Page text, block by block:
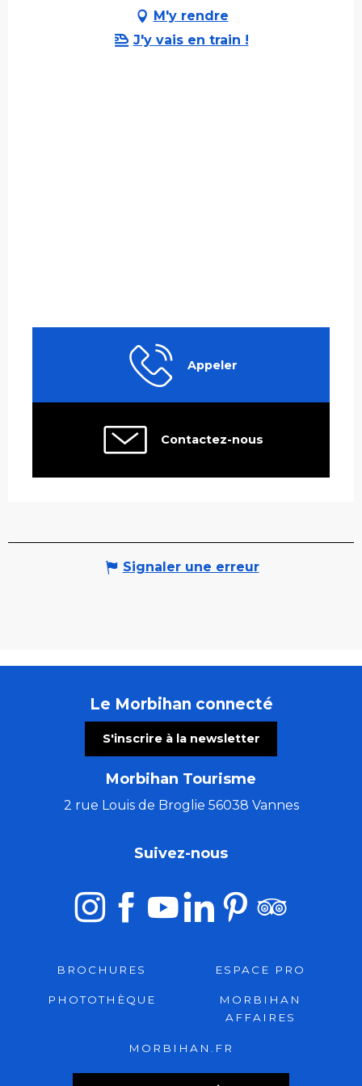
M'y rendre
J'y vais en train !
Appeler
Contactez-nous
Signaler une erreur
Le Morbihan connecté
S'inscrire à la newsletter
Morbihan Tourisme
2 rue Louis de Broglie 56038 Vannes
Suivez-nous
BROCHURES ESPACE PRO
PHOTOTHÈQUE
MORBIHAN
AFFAIRES
MORBIHAN.FR